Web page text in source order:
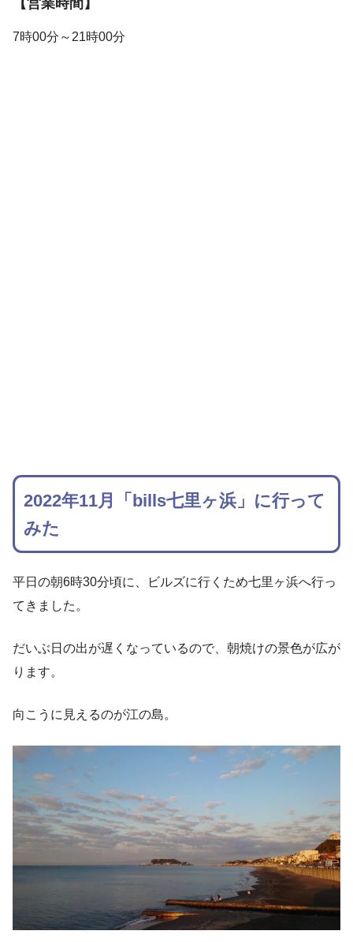
【営業時間】
7時00分～21時00分
2022年11月「bills七里ヶ浜」に行って
みた
平日の朝6時30分頃に、ビルズに行くため七里ヶ浜へ行っ
てきました。
だいぶ日の出が遅くなっているので、朝焼けの景色が広が
ります。
向こうに見えるのが江の島。